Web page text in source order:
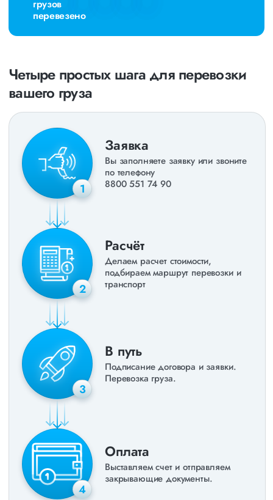
грузов
перевезено
Четыре простых шага для перевозки
вашего груза
1
Заявка
Вы заполняете заявку или звоните
по телефону
8800 551 74 90
2
Расчёт
Делаем расчет стоимости,
подбираем маршрут перевозки и
транспорт
3
В путь
Подписание договора и заявки.
Перевозка груза.
4
Оплата
Выставляем счет и отправляем
закрывающие документы.